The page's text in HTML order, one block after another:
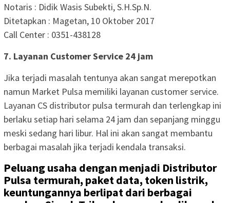
Notaris : Didik Wasis Subekti, S.H.Sp.N.
Ditetapkan : Magetan, 10 Oktober 2017
Call Center : 0351-438128
7. Layanan Customer Service 24 jam
Jika terjadi masalah tentunya akan sangat merepotkan
namun Market Pulsa memiliki layanan customer service.
Layanan CS distributor pulsa termurah dan terlengkap ini
berlaku setiap hari selama 24 jam dan sepanjang minggu
meski sedang hari libur. Hal ini akan sangat membantu
berbagai masalah jika terjadi kendala transaksi.
Peluang usaha dengan menjadi Distributor
Pulsa termurah, paket data, token listrik,
keuntungannya berlipat dari berbagai